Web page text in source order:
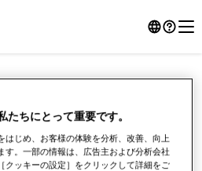
たちにとって重要です。
はじめ、お客様の体験を分析、改善、向上
す。一部の情報は、広告主および分析会社
クッキーの設定］をクリックして詳細をご